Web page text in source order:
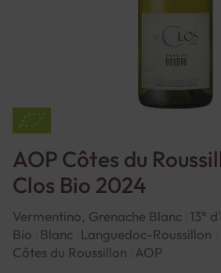
AOP Côtes du
Clos Bio 2024
Vermentino, Grenache Blanc 13°
Bio
Blanc
Languedoc-Roussillon
Côtes du Roussillon AOP